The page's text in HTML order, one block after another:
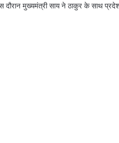
दौरान मुख्यमंत्री साय ने ठाकुर के साथ